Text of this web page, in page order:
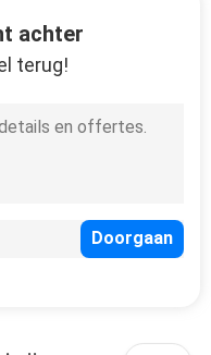
achter
terug!